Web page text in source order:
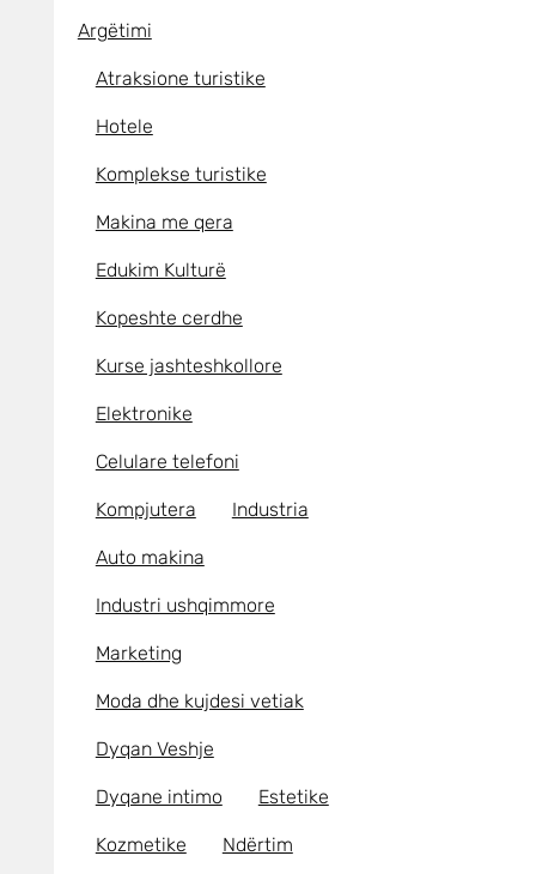
Argëtimi
Atraksione turistike
Hotele
Komplekse turistike
Makina me qera
Edukim Kulturë
Kopeshte cerdhe
Kurse jashteshkollore
Elektronike
Celulare telefoni
Kompjutera Industria
Auto makina
Industri ushqimmore
Marketing
Moda dhe kujdesi vetiak
Dyqan Veshje
Dyqane intimo Estetike
Kozmetike Ndërtim